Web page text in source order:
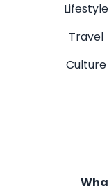
Lifestyle
Travel
Culture